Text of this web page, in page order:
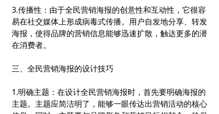
3.传播性：由于全民营销海报的创意性和互动性，它很容
易在社交媒体上形成病毒式传播。用户自发地分享、转发
海报，使得品牌的营销信息能够迅速扩散，触达更多的潜
在消费者。
三、全民营销海报的设计技巧
1.明确主题：在设计全民营销海报时，首先要明确海报的
主题。主题应简洁明了，能够一眼传达出营销活动的核心